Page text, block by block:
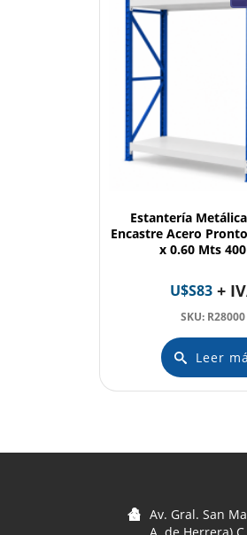
Estantería
Encastre Acero
x 0.60 Mts
U$S83+
SKU: R28000
Leer
Av. Gral. San